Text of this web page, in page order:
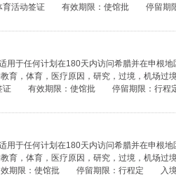
育活动签证 有效期限：使馆批 停留期
用于任何计划在180天内访问希腊并在申根
育，体育，医疗原因，研究，过境，机场过
证 有效期限：使馆批 停留期限：行
用于任何计划在180天内访问希腊并在申根
育，体育，医疗原因，研究，过境，机场过
限：使馆批 停留期限：行程定 入境